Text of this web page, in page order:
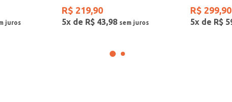
R$ 219,90
5x de R$ 43,98
R$ 299,90
5x de R$